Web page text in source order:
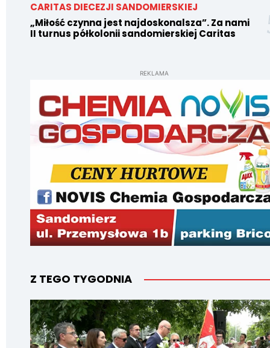
CARITAS DIECEZJI SANDOMIERSKIEJ
„Miłość czynna jest najdoskonalsza”. Za nami
II turnus półkolonii sandomierskiej Caritas
REKLAMA
Z TEGO TYGODNIA